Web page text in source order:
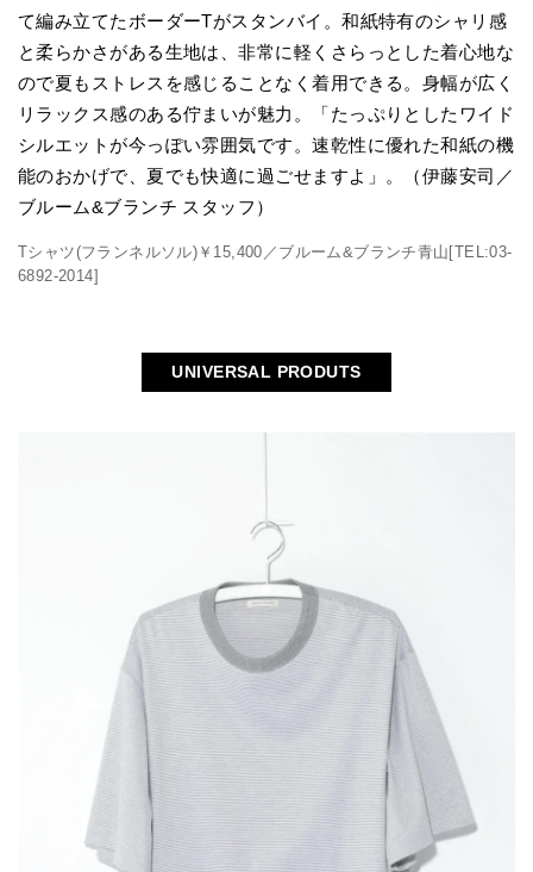
て編み立てたボーダーTがスタンバイ。和紙特有のシャリ感
と柔らかさがある生地は、非常に軽くさらっとした着心地な
ので夏もストレスを感じることなく着用できる。身幅が広く
リラックス感のある佇まいが魅力。「たっぷりとしたワイド
シルエットが今っぽい雰囲気です。速乾性に優れた和紙の機
能のおかげで、夏でも快適に過ごせますよ」。（伊藤安司／
ブルーム&ブランチ スタッフ）
Tシャツ(フランネルソル)￥15,400／ブルーム&ブランチ青山[TEL:03-
6892-2014]
UNIVERSAL PRODUTS